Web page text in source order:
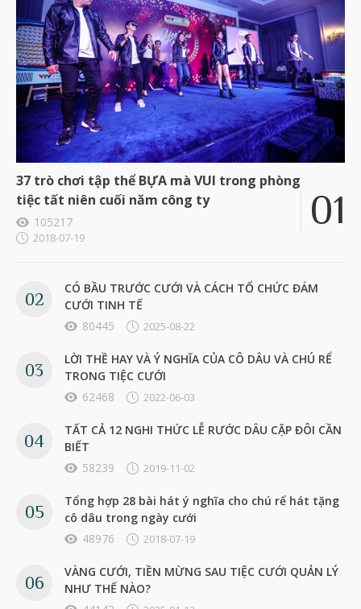
37 trò chơi tập thể BỰA mà VUI trong phòng
tiệc tất niên cuối năm công ty
105217
2018-07-19
CÓ BẦU TRƯỚC CƯỚI VÀ CÁCH TỔ CHỨC ĐÁM
CƯỚI TINH TẾ
80445
2025-08-22
LỜI THỀ HAY VÀ Ý NGHĨA CỦA CÔ DÂU VÀ CHÚ RỂ
TRONG TIỆC CƯỚI
62468
2022-06-03
TẤT CẢ 12 NGHI THỨC LỄ RƯỚC DÂU CẶP ĐÔI CẦN
BIẾT
58239
2019-11-02
Tổng hợp 28 bài hát ý nghĩa cho chú rể hát tặng
cô dâu trong ngày cưới
48976
2018-07-19
VÀNG CƯỚI, TIỀN MỪNG SAU TIỆC CƯỚI QUẢN LÝ
NHƯ THẾ NÀO?